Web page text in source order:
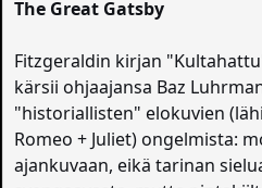
The Great Gatsby
Fitzgeraldin kirjan
kärsii ohjaajansa Baz
"historiallisten" elokuvien
Romeo + Juliet) ongelmista:
ajankuvaan, eikä tarinan